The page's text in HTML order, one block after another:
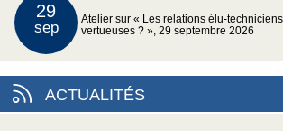
29
sep
Atelier sur « Les relations élu-
vertueuses ? », 29 septembre 2026
ACTUALITÉS